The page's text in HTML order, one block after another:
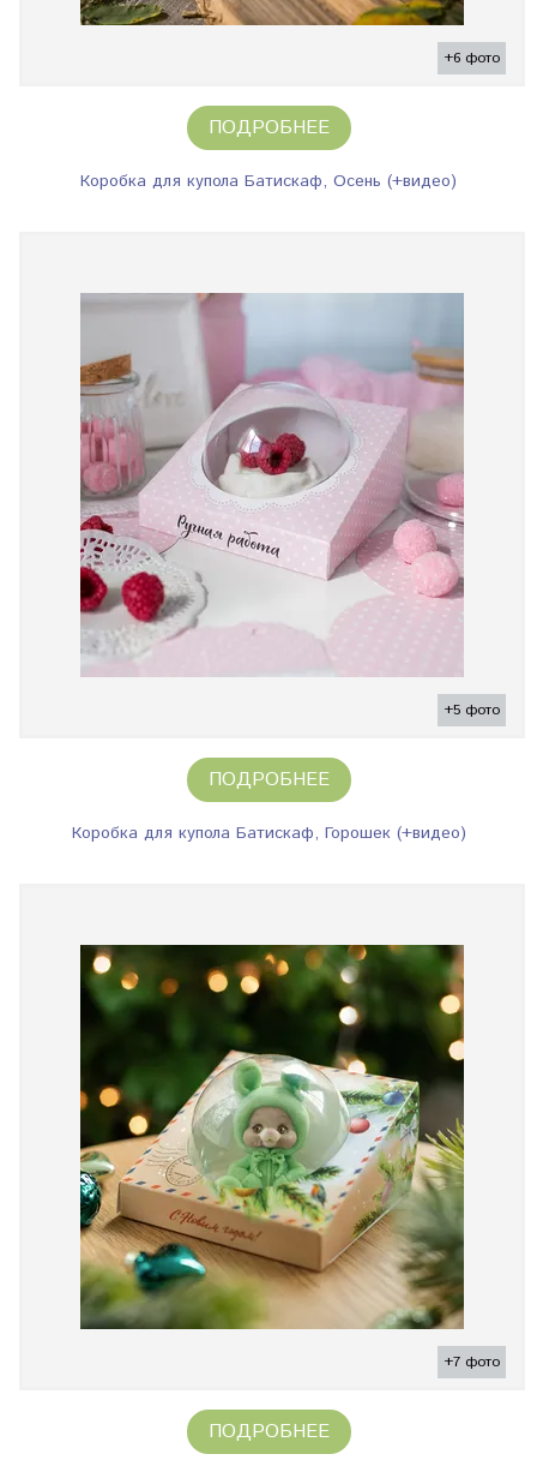
+6 фото
ПОДРОБНЕЕ
Коробка для купола Батискаф, Осень (+видео)
+5 фото
ПОДРОБНЕЕ
Коробка для купола Батискаф, Горошек (+видео)
+7 фото
ПОДРОБНЕЕ